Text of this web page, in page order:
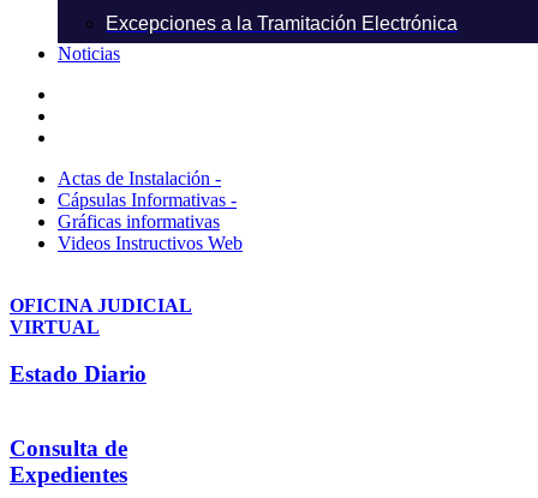
Excepciones a la Tramitación Electrónica
Noticias
Actas de Instalación -
Cápsulas Informativas -
Gráficas informativas
Videos Instructivos Web
OFICINA JUDICIAL
VIRTUAL
Estado Diario
Consulta de
Expedientes